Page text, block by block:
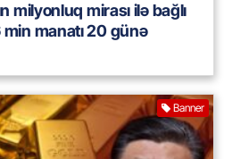
milyonluq mirası ilə bağlı
manatı 20 günə
Banner